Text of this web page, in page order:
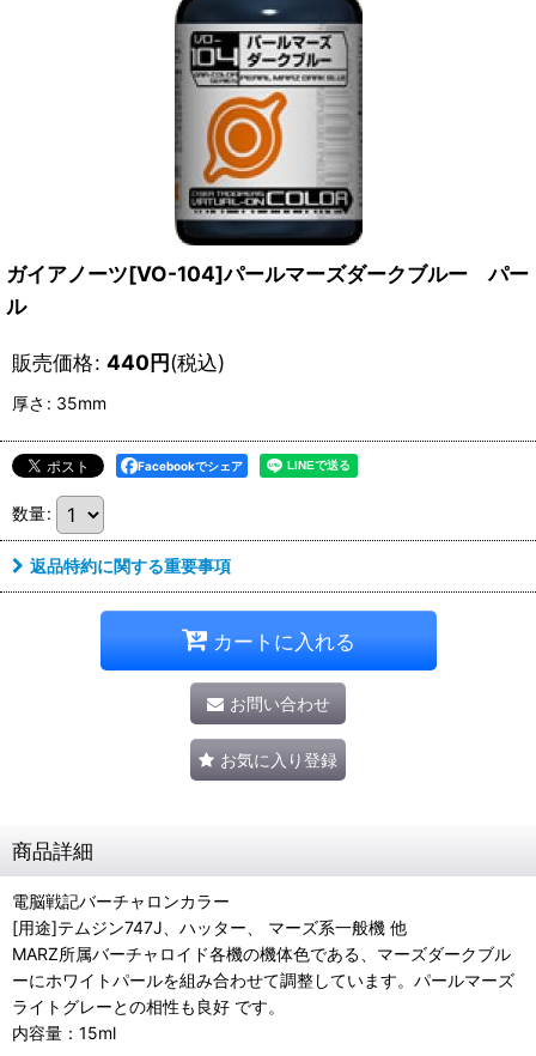
ガイアノーツ[VO-104]パールマーズダークブルー パー
ル
販売価格: 440円(税込)
厚さ : 35mm
Facebookでシェア
数量:
返品特約に関する重要事項
カートに入れる
お問い合わせ
お気に入り登録
商品詳細
電脳戦記バーチャロンカラー
[用途]テムジン747J、ハッター、 マーズ系一般機 他
MARZ所属バーチャロイド各機の機体色である、マーズダークブル
ーにホワイトパールを組み合わせて調整しています。パールマーズ
ライトグレーとの相性も良好 です。
内容量：15ml